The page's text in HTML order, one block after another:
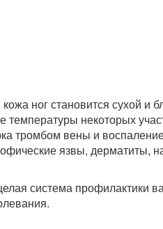
ног становится сухой и
некоторых
тромбом вены и
язвы, дерматиты,
система профилактики